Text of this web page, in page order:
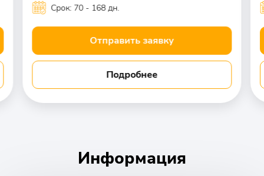
Срок: 70 - 168 дн.
Отправить заявку
Подробнее
Информация